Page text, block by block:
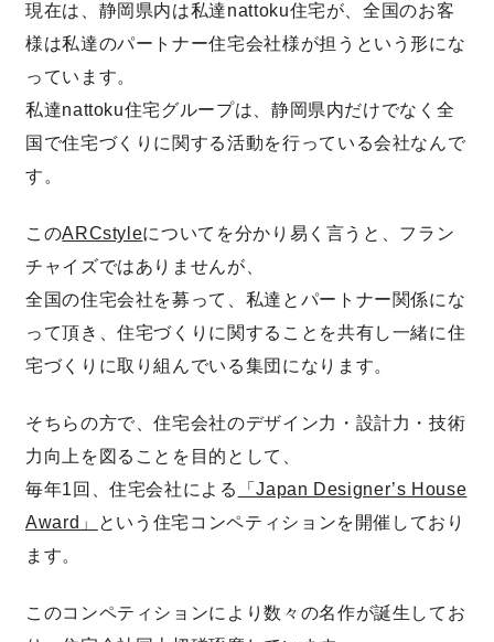
nattoku住宅 10のこだわり
理想の暮らしを引き出すデザイン力
身体に優しい自然素材の家
耐震等級3 & 許容応力度計算 全棟標準
徹底したコストダウンの追求
2030年の省エネ基準住宅
100年点検住宅
現在は、静岡県内は私達nattoku住宅が、全国のお客
様は私達のパートナー住宅会社様が担うという形にな
っています。
私達nattoku住宅グループは、静岡県内だけでなく全
国で住宅づくりに関する活動を行っている会社なんで
す。
このARCstyleについてを分かり易く言うと、フラン
チャイズではありませんが、
全国の住宅会社を募って、私達とパートナー関係にな
って頂き、住宅づくりに関することを共有し一緒に住
宅づくりに取り組んでいる集団になります。
そちらの方で、住宅会社のデザイン力・設計力・技術
力向上を図ることを目的として、
毎年1回、住宅会社による
「Japan Designer’s House
Award」
という住宅コンペティションを開催しており
ます。
このコンペティションにより数々の名作が誕生してお